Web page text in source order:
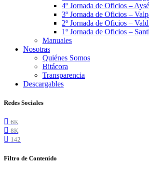
4º Jornada de Oficios –
3º Jornada de Oficios –
2º Jornada de Oficios –
1º Jornada de Oficios –
Manuales
Nosotras
Quiénes Somos
Bitácora
Transparencia
Descargables
Redes Sociales
6K
8K
142
Filtro de Contenido